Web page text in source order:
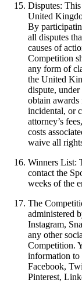
Disputes:
United
By
all disputes
causes of
Competition
any form of
the United
dispute,
obtain
incidental, or
attorney’s
costs
waive all
Winners List:
contact the
weeks of the
The
administered
Instagram,
any other
Competition.
information to
Facebook,
Pinterest,